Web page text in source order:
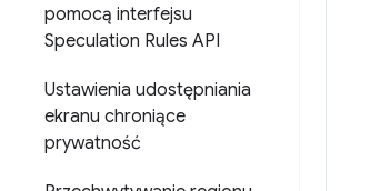
pomocą interfejsu
Speculation Rules API
Ustawienia udostępniania
ekranu chroniące
prywatność